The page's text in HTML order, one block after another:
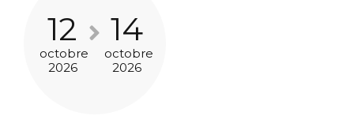
12
octobre
2026
14
octobre
2026